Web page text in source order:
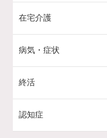
在宅介護
病気・症状
終活
認知症